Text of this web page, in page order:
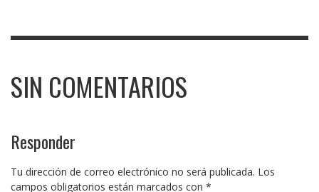
SIN COMENTARIOS
Responder
Tu dirección de correo electrónico no será publicada. Los
campos obligatorios están marcados con *